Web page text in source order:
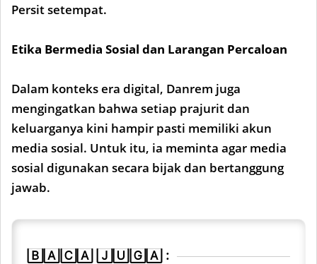
Persit setempat.
Etika Bermedia Sosial dan Larangan Percaloan
Dalam konteks era digital, Danrem juga
mengingatkan bahwa setiap prajurit dan
keluarganya kini hampir pasti memiliki akun
media sosial. Untuk itu, ia meminta agar media
sosial digunakan secara bijak dan bertanggung
jawab.
🄱🄰🄲🄰 🄹🅄🄶🄰 :